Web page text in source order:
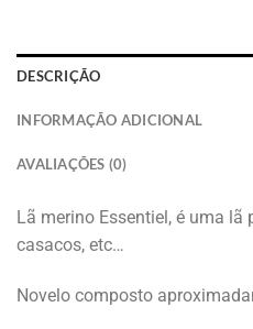
DESCRIÇÃO
INFORMAÇÃO ADICIONAL
AVALIAÇÕES (0)
Lã merino Essentiel, é uma lã
casacos, etc…
Novelo composto